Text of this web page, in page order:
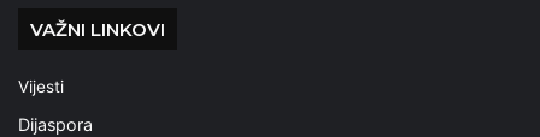
VAŽNI LINKOVI
Vijesti
Dijaspora